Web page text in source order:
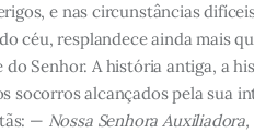
e nas circunstâncias
céu, resplandece ainda mais
Senhor. A história antiga, a
socorros alcançados pela sua
— Nossa Senhora